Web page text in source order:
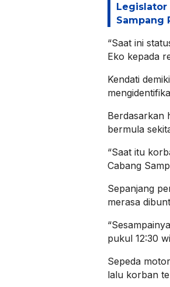
Legislator
Sampang
“Saat ini
Eko kepada
Kendati
Berdasarkan
bermula
“Saat itu
Cabang
Sepanjang
merasa
pukul 12:30
Sepeda
lalu korban